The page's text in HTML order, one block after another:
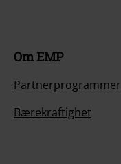
Om EMP
Partnerprogrammer
Bærekraftighet